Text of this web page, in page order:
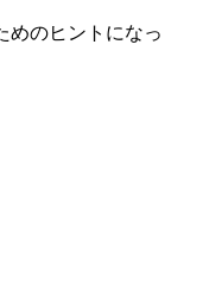
めのヒントになっ